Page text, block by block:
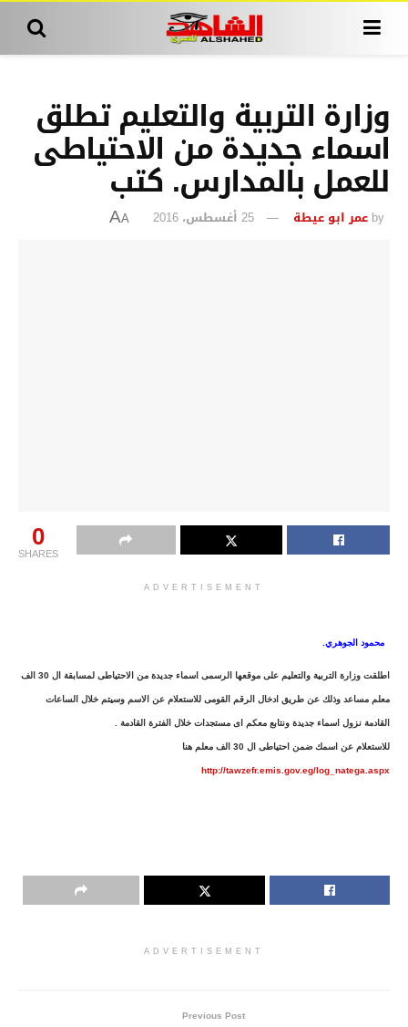
وزارة التربية والتعليم تطلق
اسماء جديدة من الاحتياطى
للعمل بالمدارس. كتب
by عمر ابو عيطة 25 أغسطس، 2016 A
A
0
SHARES
ADVERTISEMENT
محمود الجوهري.
اطلقت وزارة التربية والتعليم على موقعها الرسمى اسماء جديدة من الاحتياطى لمسابقة ال 30 الف
معلم مساعد وذلك عن طريق ادخال الرقم القومى للاستعلام عن الاسم وسيتم خلال الساعات
القادمة نزول اسماء جديدة ونتابع معكم اى مستجدات خلال الفترة القادمة .
للاستعلام عن اسمك ضمن احتياطى ال 30 الف معلم هنا
http://tawzefr.emis.gov.eg/log_natega.aspx
ADVERTISEMENT
Previous Post